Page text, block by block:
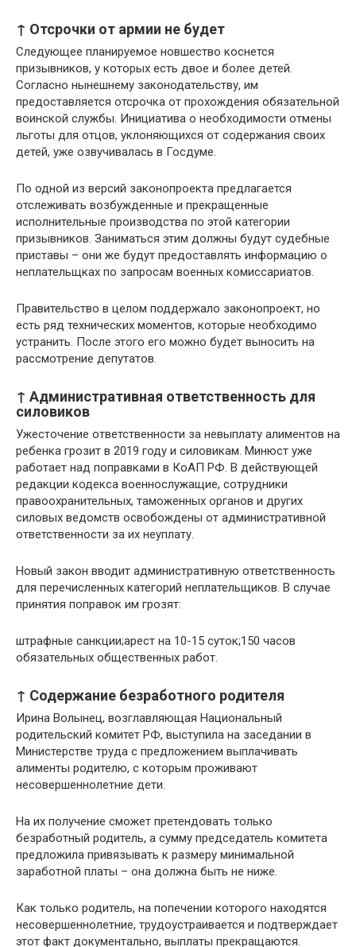
↑ Отсрочки от армии не будет
Следующее планируемое новшество коснется
призывников, у которых есть двое и более детей.
Согласно нынешнему законодательству, им
предоставляется отсрочка от прохождения обязательной
воинской службы. Инициатива о необходимости отмены
льготы для отцов, уклоняющихся от содержания своих
детей, уже озвучивалась в Госдуме.
По одной из версий законопроекта предлагается
отслеживать возбужденные и прекращенные
исполнительные производства по этой категории
призывников. Заниматься этим должны будут судебные
приставы – они же будут предоставлять информацию о
неплательщках по запросам военных комиссариатов.
Правительство в целом поддержало законопроект, но
есть ряд технических моментов, которые необходимо
устранить. После этого его можно будет выносить на
рассмотрение депутатов.
↑ Административная ответственность для
силовиков
Ужесточение ответственности за невыплату алиментов на
ребенка грозит в 2019 году и силовикам. Минюст уже
работает над поправками в КоАП РФ. В действующей
редакции кодекса военнослужащие, сотрудники
правоохранительных, таможенных органов и других
силовых ведомств освобождены от административной
ответственности за их неуплату.
Новый закон вводит административную ответственность
для перечисленных категорий неплательщиков. В случае
принятия поправок им грозят:
штрафные санкции;арест на 10-15 суток;150 часов
обязательных общественных работ.
↑ Содержание безработного родителя
Ирина Волынец, возглавляющая Национальный
родительский комитет РФ, выступила на заседании в
Министерстве труда с предложением выплачивать
алименты родителю, с которым проживают
несовершеннолетние дети.
На их получение сможет претендовать только
безработный родитель, а сумму председатель комитета
предложила привязывать к размеру минимальной
заработной платы – она должна быть не ниже.
Как только родитель, на попечении которого находятся
несовершеннолетние, трудоустраивается и подтверждает
этот факт документально, выплаты прекращаются.